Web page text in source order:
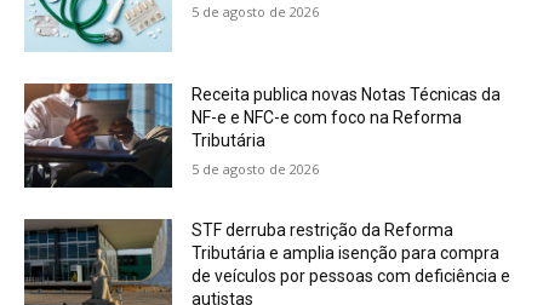
5 de agosto de 2026
Receita publica novas Notas Técnicas da
NF-e e NFC-e com foco na Reforma
Tributária
5 de agosto de 2026
STF derruba restrição da Reforma
Tributária e amplia isenção para compra
de veículos por pessoas com deficiência e
autistas